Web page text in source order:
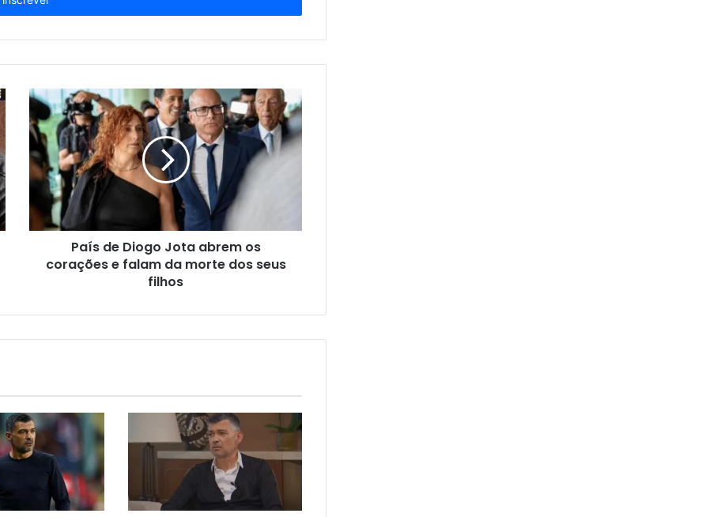
País de Diogo Jota abrem os
corações e falam da morte dos seus
filhos